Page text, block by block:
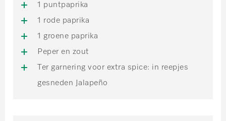
1 puntpaprika
1 rode paprika
1 groene paprika
Peper en zout
Ter garnering voor extra spice: in reepjes
gesneden Jalapeño